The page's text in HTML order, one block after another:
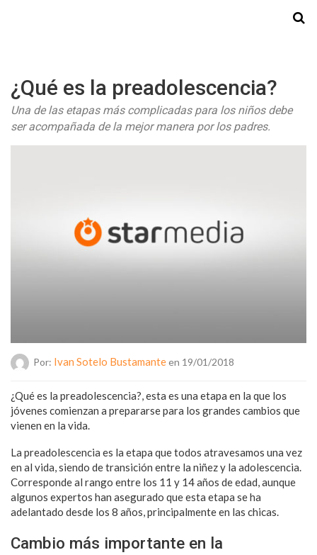
¿Qué es la preadolescencia?
Una de las etapas más complicadas para los niños debe
ser acompañada de la mejor manera por los padres.
Por: Ivan Sotelo Bustamanteen 19/01/2018
¿Qué es la preadolescencia?, esta es una etapa en la que los
jóvenes comienzan a prepararse para los grandes cambios que
vienen en la vida.
La preadolescencia es la etapa que todos atravesamos una vez
en al vida, siendo de transición entre la niñez y la adolescencia.
Corresponde al rango entre los 11 y 14 años de edad, aunque
algunos expertos han asegurado que esta etapa se ha
adelantado desde los 8 años, principalmente en las chicas.
Cambio más importante en la